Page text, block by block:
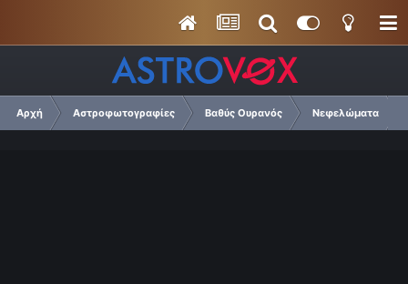
Αρχή Αστροφωτογραφίες Βαθύς Ουρανός Νεφελώματα